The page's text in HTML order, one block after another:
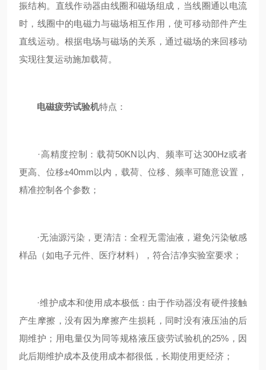
振结构。直线作动器由线圈和磁场组成，当线圈通以电流
时，线圈中的电磁力与磁场相互作用，使可移动部件产生
直线运动。根据电场与磁场的关系，通过磁场的来回移动
实现往复运动施加载荷。
电磁疲劳试验机特点：
·高精度控制：载荷50KN以内、频率可达300Hz或者
更高、位移±40mm以内，载荷、位移、频率可随意设置，
精准控制各个参数；
·无油源污染，更清洁：全程无需油液，避免污染敏感
样品（如电子元件、医疗材料），符合洁净实验室要求；
·维护成本和使用成本极低：由于作动器没有硬件接触
产生摩擦，没有因为摩擦产生损耗，同时没有液压油的后
期维护；用电量仅为同等规格液压疲劳试验机的25%，因
此后期维护成本及使用成本都很低，长期使用更经济；